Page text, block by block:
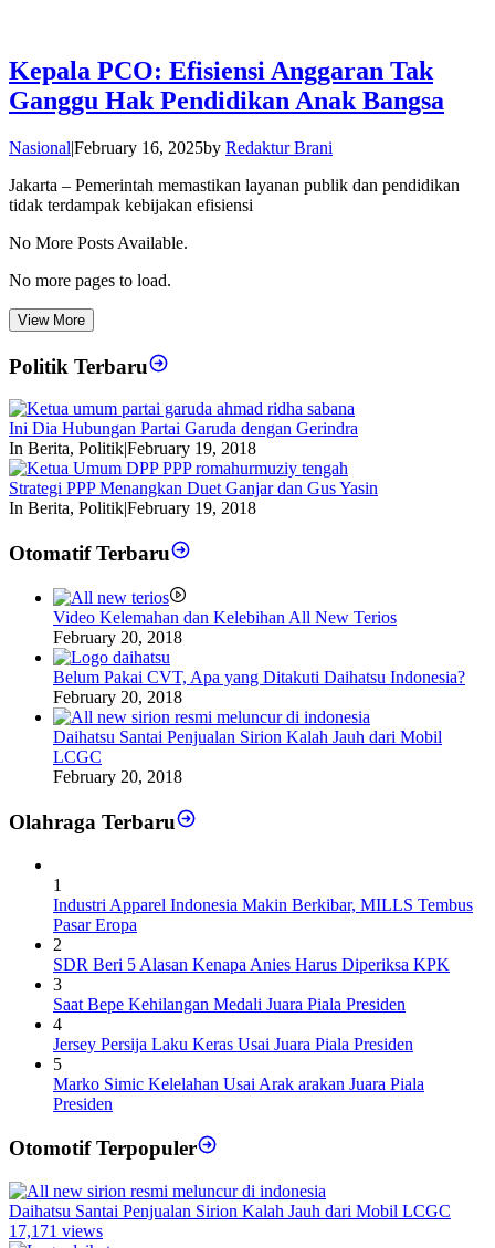
Kepala PCO: Efisiensi Anggaran Tak
Ganggu Hak Pendidikan Anak Bangsa
Nasional|February 16, 2025by Redaktur Brani
Jakarta – Pemerintah memastikan layanan publik dan pendidikan
tidak terdampak kebijakan efisiensi
No More Posts Available.
No more pages to load.
View More
Politik Terbaru
Ini Dia Hubungan Partai Garuda dengan Gerindra
In Berita, Politik|February 19, 2018
Strategi PPP Menangkan Duet Ganjar dan Gus Yasin
In Berita, Politik|February 19, 2018
Otomatif Terbaru
Video Kelemahan dan Kelebihan All New Terios
February 20, 2018
Belum Pakai CVT, Apa yang Ditakuti Daihatsu Indonesia?
February 20, 2018
Daihatsu Santai Penjualan Sirion Kalah Jauh dari Mobil
LCGC
February 20, 2018
Olahraga Terbaru
1
Industri Apparel Indonesia Makin Berkibar, MILLS Tembus
Pasar Eropa
2
SDR Beri 5 Alasan Kenapa Anies Harus Diperiksa KPK
3
Saat Bepe Kehilangan Medali Juara Piala Presiden
4
Jersey Persija Laku Keras Usai Juara Piala Presiden
5
Marko Simic Kelelahan Usai Arak arakan Juara Piala
Presiden
Otomotif Terpopuler
Daihatsu Santai Penjualan Sirion Kalah Jauh dari Mobil LCGC
17,171 views